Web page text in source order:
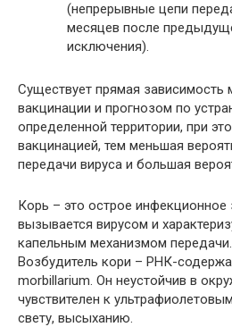
(непрерывные цепи
месяцев после
исключения).
Существует прямая зависимость
вакцинации и прогнозом по
определенной территории, при
вакцинацией, тем меньшая
передачи вируса и большая
Корь – это острое инфекционное
вызывается вирусом и
капельным механизмом передачи.
Возбудитель кори – РНК-
morbillarium. Он неустойчив в
чувствителен к
свету, высыханию.